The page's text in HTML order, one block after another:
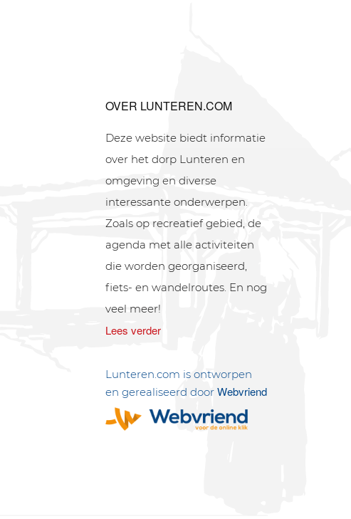
OVER LUNTEREN.COM
Deze website biedt informatie
over het dorp Lunteren en
omgeving en diverse
interessante onderwerpen.
Zoals op recreatief gebied, de
agenda met alle activiteiten
die worden georganiseerd,
fiets- en wandelroutes. En nog
veel meer!
Lees verder
Lunteren.com is ontworpen
en gerealiseerd doorWebvriend